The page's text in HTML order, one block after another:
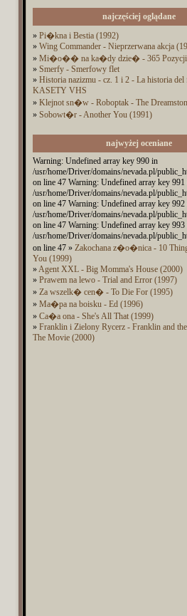
najczęściej oglądane
» Pi�kna i Bestia (1992)
» Wing Commander - Nieprzerwana akcja
» Mi�o�� na ka�dy dzie� - 365 Pozycji
» Smerfy - Smerfowy flet
» Historia nazizmu - cz. 1 i 2 - La historia del
KASETY VHS
» Klejnot sn�w - Roboptak - The
» Sobowt�r - Another You (1991)
najwyżej oceniane
Warning: Undefined array key 990 in
/usr/home/Driver/domains/nevada.pl/
on line 47 Warning: Undefined array key 991
/usr/home/Driver/domains/nevada.pl/
on line 47 Warning: Undefined array key 992
/usr/home/Driver/domains/nevada.pl/
on line 47 Warning: Undefined array key 993
/usr/home/Driver/domains/nevada.pl/
on line 47 » Zakochana z�o�nica - 10
You (1999)
»Agent XXL - Big Momma's House (2000)
» Prawem na lewo - Trial and Error (1997)
» Za wszelk� cen� - To Die For (1995)
» Ma�pa na boisku - Ed (1996)
» Ca�a ona - She's All That (1999)
» Franklin i Zielony Rycerz - Franklin and
The Movie (2000)